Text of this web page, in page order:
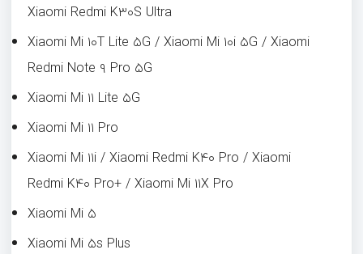
Xiaomi Redmi K۳۰S Ultra
Xiaomi Mi ۱۰T Lite ۵G / Xiaomi Mi ۱۰i ۵G / Xiaomi
Redmi Note ۹ Pro ۵G
Xiaomi Mi ۱۱ Lite ۵G
Xiaomi Mi ۱۱ Pro
Xiaomi Mi ۱۱i / Xiaomi Redmi K۴۰ Pro / Xiaomi
Redmi K۴۰ Pro+ / Xiaomi Mi ۱۱X Pro
Xiaomi Mi ۵
Xiaomi Mi ۵s Plus